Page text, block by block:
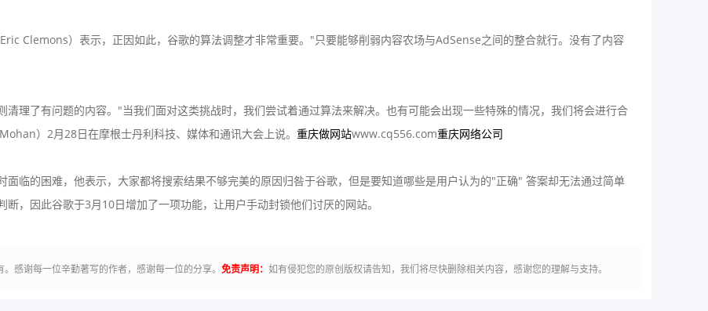
Clemons）表示，正因如此，谷歌的算法调整才非常重要。"只要能够削弱内容农场与AdSense之间的整合就行。没有了内容
理了有问题的内容。"当我们面对这类挑战时，我们尝试着通过算法来解决。也有可能会出现一些特殊的情况，我们将会进行合
）2月28日在摩根士丹利科技、媒体和通讯大会上说。 重庆做网站www.cq556.com重庆网络公司
临的困难，他表示，大家都将搜索结果不够完美的原因归咎于谷歌，但是要知道哪些是用户认为的"正确" 答案却无法通过简单
，因此谷歌于3月10日增加了一项功能，让用户手动封锁他们讨厌的网站。
感谢每一位辛勤著写的作者，感谢每一位的分享。 免责声明： 如有侵犯您的原创版权请告知，我们将尽快删除相关内容，感谢您的理解与支持。